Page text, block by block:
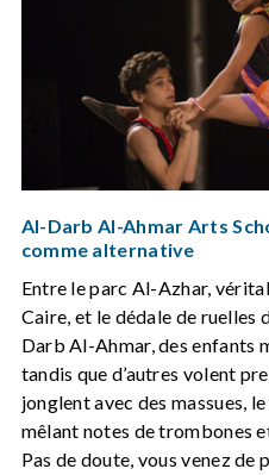
Al-Darb Al-Ahmar Arts
comme alternative
Entre le parc Al-Azhar,
Caire, et le dédale de
Darb Al-Ahmar, des enfants
tandis que d’autres volent
jonglent avec des massues,
mêlant notes de trombones
Pas de doute, vous venez